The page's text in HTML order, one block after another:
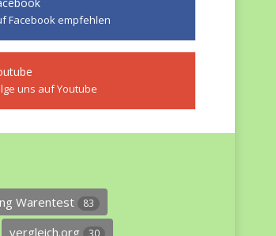
Facebook empfehlen
uns auf Youtube
Warentest 83
vergleich.org 30